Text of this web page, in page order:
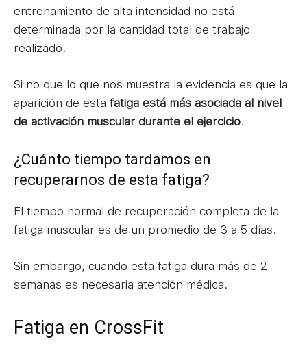
entrenamiento de alta intensidad no está
determinada por la cantidad total de trabajo
realizado.
Si no que lo que nos muestra la evidencia es que la
aparición de esta fatiga está más asociada al nivel
de activación muscular durante el ejercicio.
¿Cuánto tiempo tardamos en
recuperarnos de esta fatiga?
El tiempo normal de recuperación completa de la
fatiga muscular es de un promedio de 3 a 5 días.
Sin embargo, cuando esta fatiga dura más de 2
semanas es necesaria atención médica.
Fatiga en CrossFit